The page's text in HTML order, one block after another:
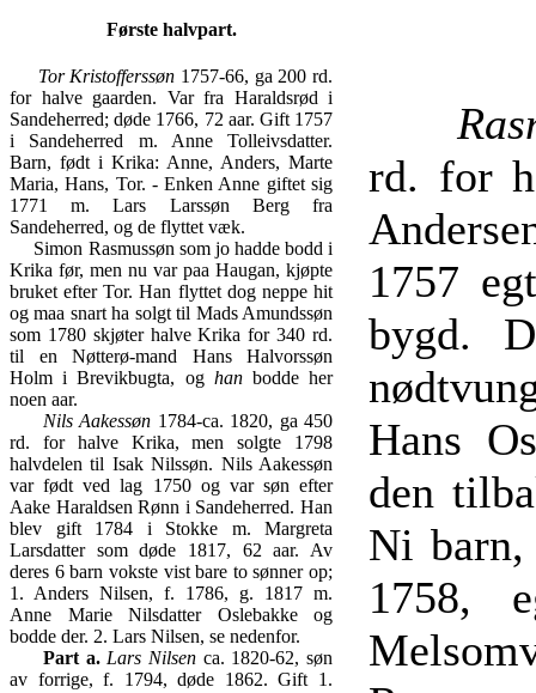
Første halvpart.
Tor Kristofferssøn 1757-66, ga 200 rd.
for halve gaarden. Var fra Haraldsrød i
Sandeherred; døde 1766, 72 aar. Gift 1757
i Sandeherred m. Anne Tolleivsdatter.
Barn, født i Krika: Anne, Anders, Marte
Maria, Hans, Tor. - Enken Anne giftet sig
1771 m. Lars Larssøn Berg fra
Sandeherred, og de flyttet væk.
Simon Rasmussøn som jo hadde bodd i
Krika før, men nu var paa Haugan, kjøpte
bruket efter Tor. Han flyttet dog neppe hit
og maa snart ha solgt til Mads Amundssøn
som 1780 skjøter halve Krika for 340 rd.
til en Nøtterø-mand Hans Halvorssøn
Holm i Brevikbugta, og hanbodde her
noen aar.
Nils Aakessøn 1784-ca. 1820, ga 450
rd. for halve Krika, men solgte 1798
halvdelen til Isak Nilssøn. Nils Aakessøn
var født ved lag 1750 og var søn efter
Aake Haraldsen Rønn i Sandeherred. Han
blev gift 1784 i Stokke m. Margreta
Larsdatter som døde 1817, 62 aar. Av
deres 6 barn vokste vist bare to sønner op;
1. Anders Nilsen, f. 1786, g. 1817 m.
Anne Marie Nilsdatter Oslebakke og
bodde der. 2. Lars Nilsen, se nedenfor.
Part a. Lars Nilsen ca. 1820-62, søn
av forrige, f. 1794, døde 1862. Gift 1.
rd. for
1757
bygd.
Hans
den
Ni
1758,